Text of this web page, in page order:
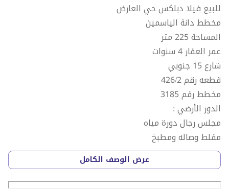
للبيع فيلا دبلكس حي العارض
مخطط دانة الياسمين
المساحة 225 متر
عمر العقار 4 سنوات
شارع 15 جنوبي
قطعه رقم 426/2
مخطط رقم 3185
الدور الأرضي :
مجلس رجال دورة مياه
مقلط وصاله ومطبخ
مغاسل وحمام
غرفة سائق..
الدور الأول :
عرض الوصف الكامل